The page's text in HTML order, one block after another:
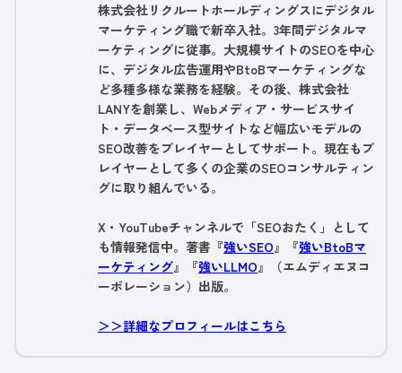
株式会社リクルートホールディングスにデジタル
マーケティング職で新卒入社。3年間デジタルマ
ーケティングに従事。大規模サイトのSEOを中心
に、デジタル広告運用やBtoBマーケティングな
ど多種多様な業務を経験。その後、株式会社
LANYを創業し、Webメディア・サービスサイ
ト・データベース型サイトなど幅広いモデルの
SEO改善をプレイヤーとしてサポート。現在もプ
レイヤーとして多くの企業のSEOコンサルティン
グに取り組んでいる。
X・YouTubeチャンネルで「SEOおたく」として
も情報発信中。著書『強いSEO』『強いBtoBマ
ーケティング』『強いLLMO』（エムディエヌコ
ーポレーション）出版。
＞＞詳細なプロフィールはこちら